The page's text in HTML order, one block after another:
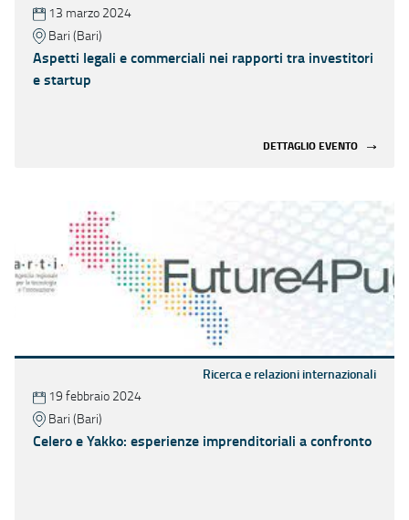
13 marzo 2024
Bari (Bari)
Aspetti legali e commerciali nei rapporti tra investitori
e startup
DETTAGLIO EVENTO
Ricerca e relazioni internazionali
19 febbraio 2024
Bari (Bari)
Celero e Yakko: esperienze imprenditoriali a confronto